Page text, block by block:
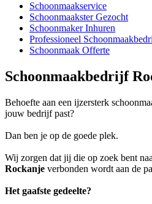
Schoonmaakservice
Schoonmaakster Gezocht
Schoonmaker Inhuren
Professioneel
Schoonmaak Offerte
Schoonmaakbedrijf
Behoefte aan een ijzersterk
jouw bedrijf past?
Dan ben je op de goede plek.
Wij zorgen dat jij die op zoek bent
Rockanje verbonden wordt aan de
Het gaafste gedeelte?